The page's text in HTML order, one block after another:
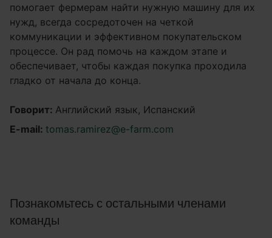
помогает фермерам найти нужную машину для их
нужд, всегда сосредоточен на четкой
коммуникации и эффективном покупательском
процессе. Он рад помочь на каждом этапе и
обеспечивает, чтобы каждая покупка проходила
гладко от начала до конца.
Говорит: Английский язык, Испанский
E-mail: tomas.ramirez@e-farm.com
Познакомьтесь с остальными членами
команды